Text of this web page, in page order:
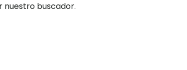
nuestro buscador.